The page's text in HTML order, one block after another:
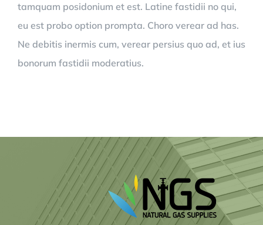
tamquam posidonium et est. Latine fastidii no qui,
eu est probo option prompta. Choro verear ad has.
Ne debitis inermis cum, verear persius quo ad, et ius
bonorum fastidii moderatius.